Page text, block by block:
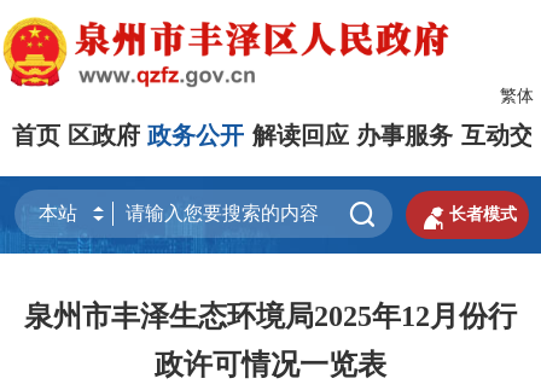
繁体
首页 区政府 政务公开 解读回应 办事服务 互动交
  长者模式
泉州市丰泽生态环境局2025年12月份行
政许可情况一览表